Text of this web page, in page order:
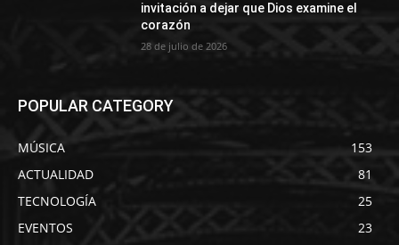
invitación a dejar que Dios examine el
corazón
28 de julio de 2026
POPULAR CATEGORY
MÚSICA
153
ACTUALIDAD
81
TECNOLOGÍA
25
EVENTOS
23